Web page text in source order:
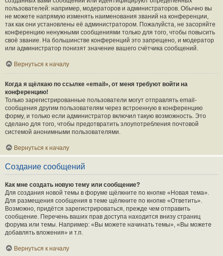
пользователей: например, модераторов и администраторов. Обычно вы
не можете напрямую изменять наименования званий на конференции,
так как они установлены её администратором. Пожалуйста, не засоряйте
конференцию ненужными сообщениями только для того, чтобы повысить
своё звание. На большинстве конференций это запрещено, и модератор
или администратор понизят значение вашего счётчика сообщений.
Вернуться к началу
Когда я щёлкаю по ссылке «email», от меня требуют войти на
конференцию!
Только зарегистрированные пользователи могут отправлять email-
сообщения другим пользователям через встроенную в конференцию
форму, и только если администратор включил такую возможность. Это
сделано для того, чтобы предотвратить злоупотребления почтовой
системой анонимными пользователями.
Вернуться к началу
Создание сообщений
Как мне создать новую тему или сообщение?
Для создания новой темы в форуме щёлкните по кнопке «Новая тема».
Для размещения сообщения в теме щёлкните по кнопке «Ответить».
Возможно, придётся зарегистрироваться, прежде чем отправить
сообщение. Перечень ваших прав доступа находится внизу страниц
форума или темы. Например: «Вы можете начинать темы», «Вы можете
добавлять вложения» и т.п.
Вернуться к началу